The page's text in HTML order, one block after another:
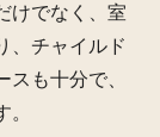
けでなく、室
、チャイルド
も十分で、